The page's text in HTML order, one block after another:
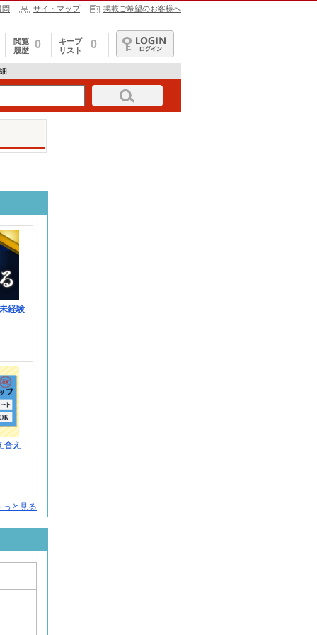
問 サイトマップ 掲載ご希望のお客様へ
閲覧
履歴
0
キープ
リスト
0
ログイン
経験
合え
と見る